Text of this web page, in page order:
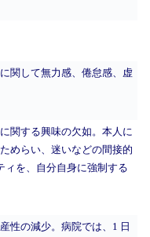
関して無力感、倦怠感、虚
関する興味の欠如。本人に
めらい、迷いなどの間接的
ィを、自分自身に強制する
性の減少。病院では、1 日